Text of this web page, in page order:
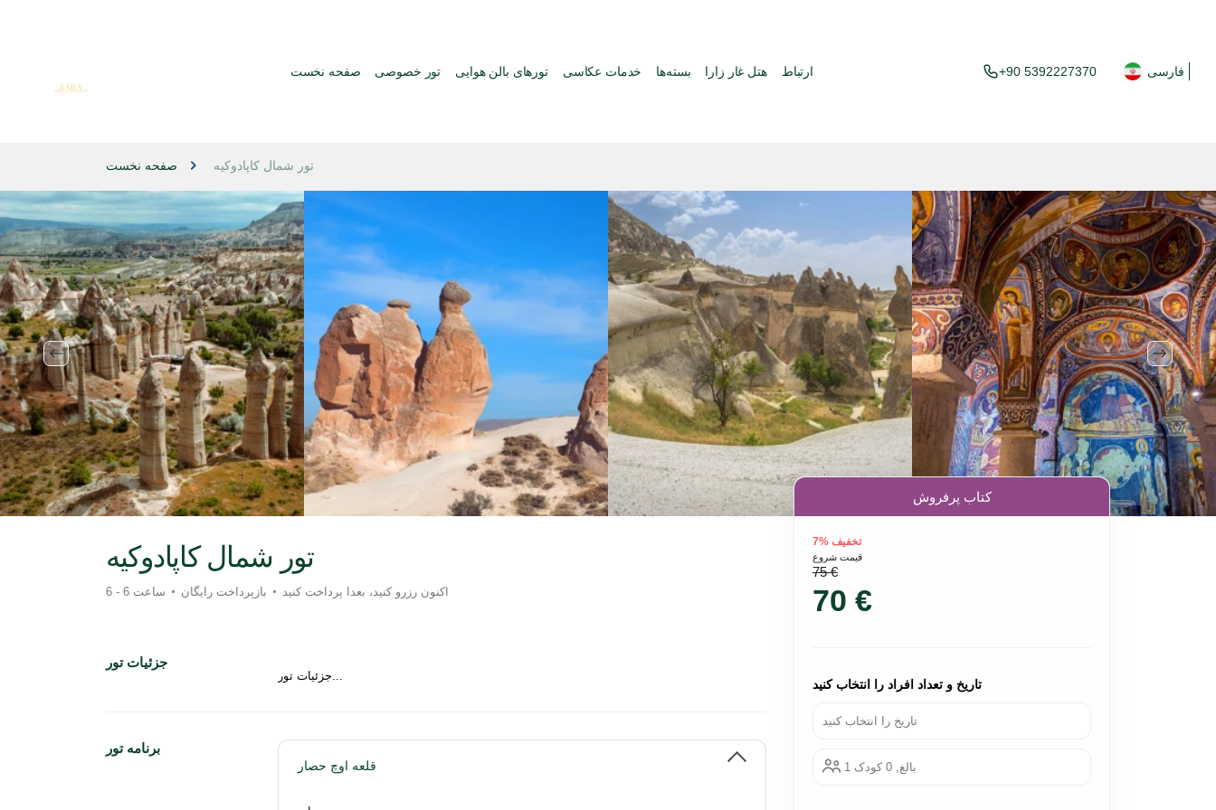
صفحه نخست تور خصوصی تورهای بالن هوایی خدمات عکاسی بسته‌ها هتل غار زارا ارتباط +90 5392227370 فارسی
صفحه نخست تور شمال کاپادوکیه
تور شمال کاپادوکیه
6 - 6 ساعت بازپرداخت رایگان اکنون رزرو کنید، بعدا پرداخت کنید
جزئیات تور
جزئیات تور...
برنامه تور
قلعه اوچ حصار
کتاب پرفروش
تخفیف %7
قیمت شروع
75 €
70 €
تاریخ و تعداد افراد را انتخاب کنید
تاریخ را انتخاب کنید
1 بالغ, 0 کودک